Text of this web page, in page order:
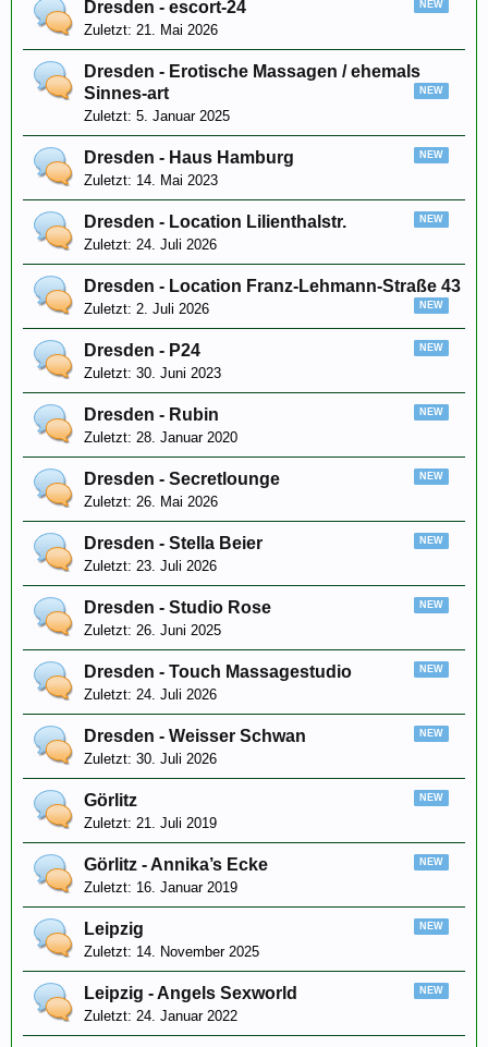
Dresden - escort-24
21. Mai 2026
Dresden - Erotische Massagen / ehemals
Sinnes-art
5. Januar 2025
Dresden - Haus Hamburg
14. Mai 2023
Dresden - Location Lilienthalstr.
24. Juli 2026
Dresden - Location Franz-Lehmann-Straße 43
2. Juli 2026
Dresden - P24
30. Juni 2023
Dresden - Rubin
28. Januar 2020
Dresden - Secretlounge
26. Mai 2026
Dresden - Stella Beier
23. Juli 2026
Dresden - Studio Rose
26. Juni 2025
Dresden - Touch Massagestudio
24. Juli 2026
Dresden - Weisser Schwan
30. Juli 2026
Görlitz
21. Juli 2019
Görlitz - Annika’s Ecke
16. Januar 2019
Leipzig
14. November 2025
Leipzig - Angels Sexworld
24. Januar 2022